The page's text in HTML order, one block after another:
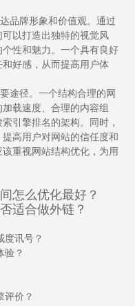
品牌形象和价值观。通过
以打造出独特的视觉风
性和魅力。一个具有良好
好感，从而提高用户体
径。一个结构合理的网
载速度、合理的内容组
引擎排名的架构。同时，
高用户对网站的信任度和
重视网站结构优化，为用
怎么优化最好？
适合做外链？
度讯号？
验？
评价？